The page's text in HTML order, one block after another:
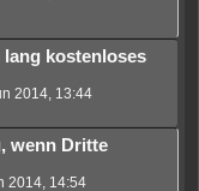
lang kostenloses
2014, 13:44
wenn Dritte
2014, 14:54